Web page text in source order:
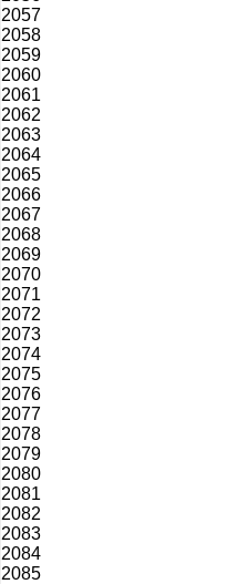
2057
2058
2059
2060
2061
2062
2063
2064
2065
2066
2067
2068
2069
2070
2071
2072
2073
2074
2075
2076
2077
2078
2079
2080
2081
2082
2083
2084
2085